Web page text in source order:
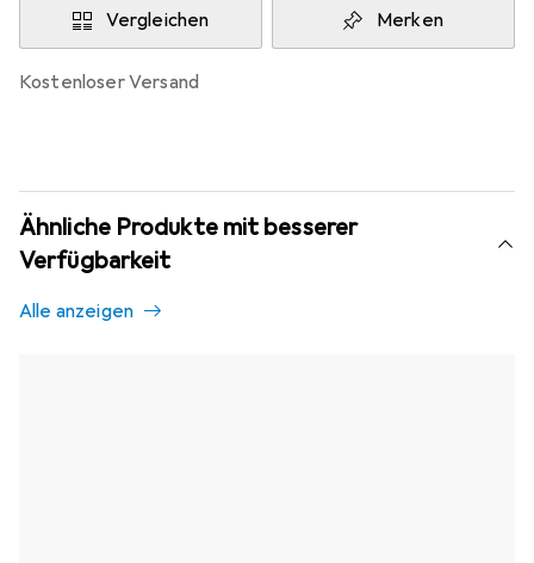
Vergleichen Merken
kostenloser Versand
Ähnliche Produkte mit besserer
Verfügbarkeit
Alle anzeigen